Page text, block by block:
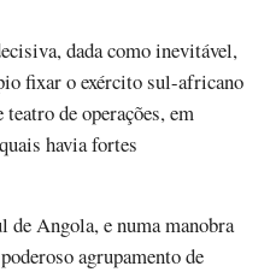
dada como inevitável,
fixar o exército sul-africano
de operações, em
havia fortes
de Angola, e numa manobra
agrupamento de